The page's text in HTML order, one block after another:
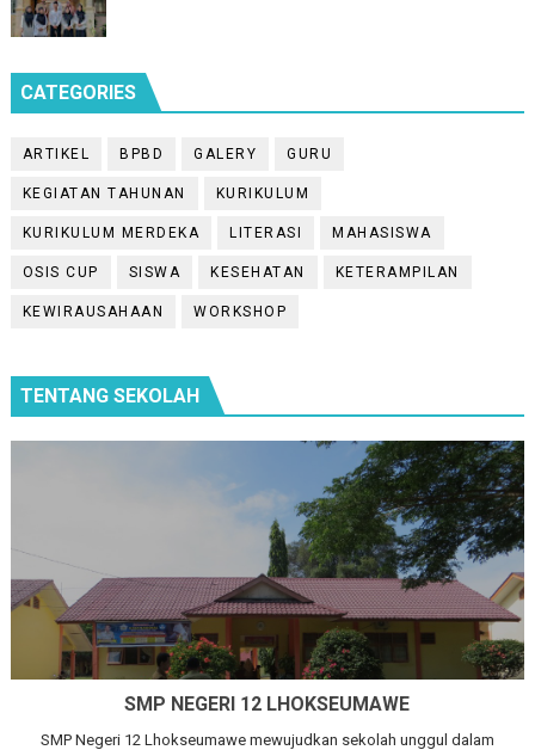
CATEGORIES
ARTIKEL BPBD GALERY GURU
KEGIATAN TAHUNAN KURIKULUM
KURIKULUM MERDEKA LITERASI MAHASISWA
OSIS CUP SISWA KESEHATAN KETERAMPILAN
KEWIRAUSAHAAN WORKSHOP
TENTANG SEKOLAH
SMP NEGERI 12 LHOKSEUMAWE
SMP Negeri 12 Lhokseumawe mewujudkan sekolah unggul dalam